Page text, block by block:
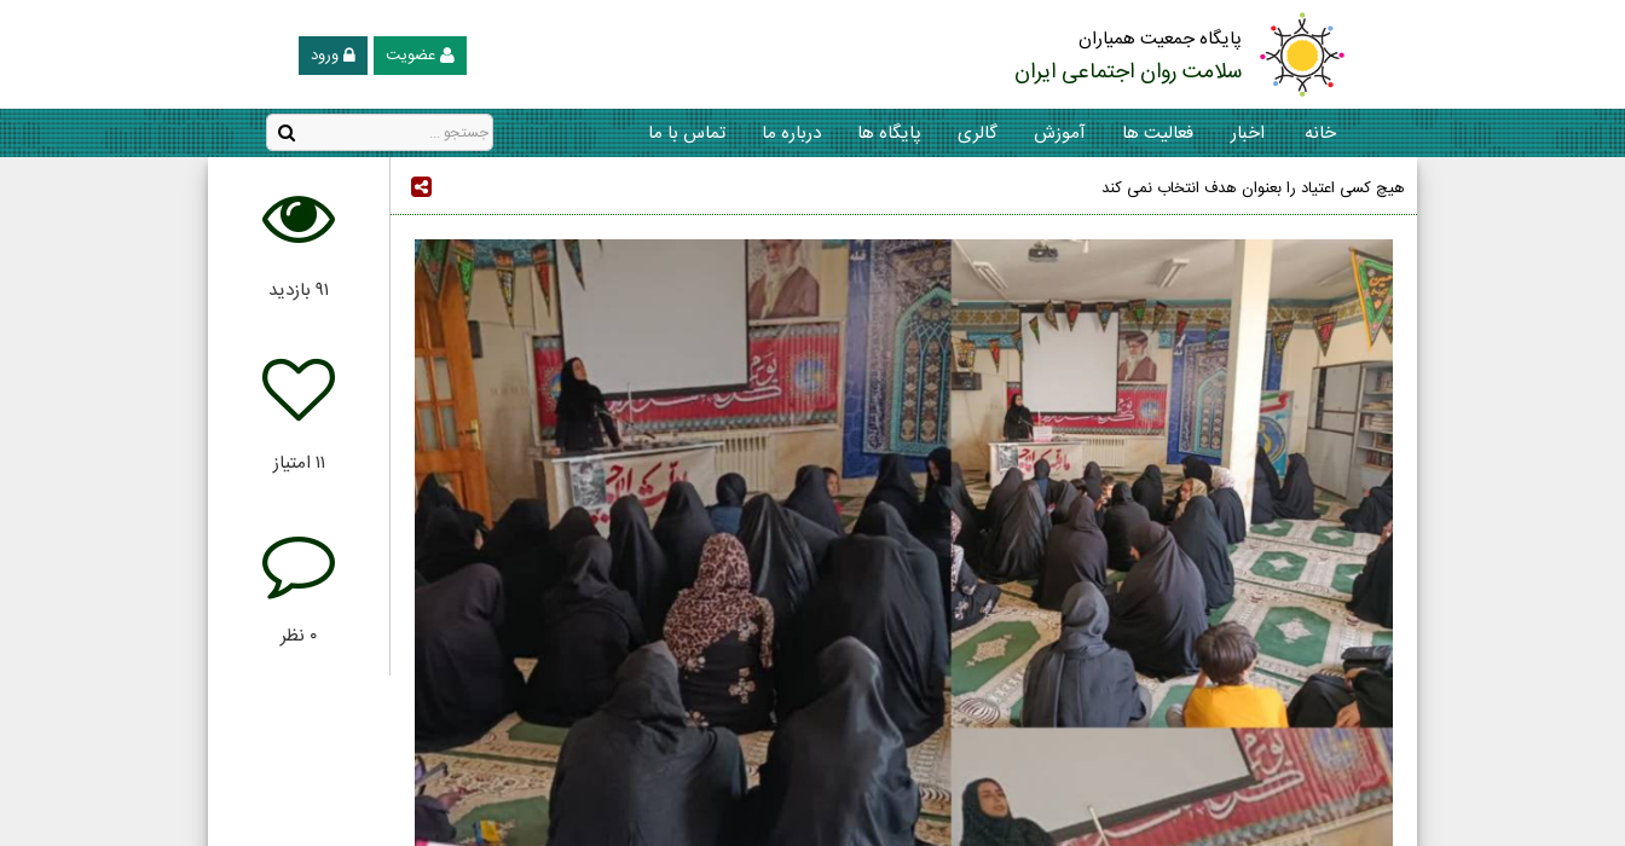
پایگاه جمعیت همیاران
سلامت روان اجتماعی ایران ورود عضویت
خانه اخبار فعالیت ها آموزش گالری پایگاه ها درباره ما تماس با ما
هیچ کسی اعتیاد را بعنوان هدف انتخاب نمی کند
۹۱ بازدید
۱۱ امتیاز
۰ نظر